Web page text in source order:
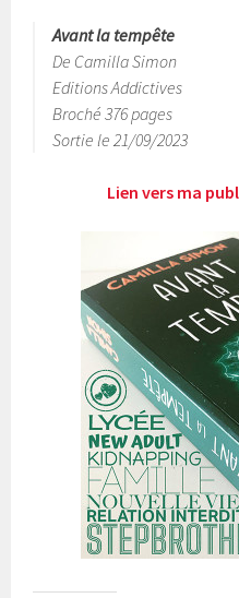
Avant la tempête
De Camilla Simon
Editions Addictives
Broché 376 pages
Sortie le 21/09/2023
Lien vers ma